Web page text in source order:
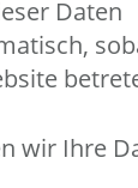
Daten
wir Ihre